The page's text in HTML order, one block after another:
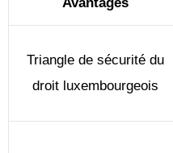
Triangle de sécurité du
droit luxembourgeois